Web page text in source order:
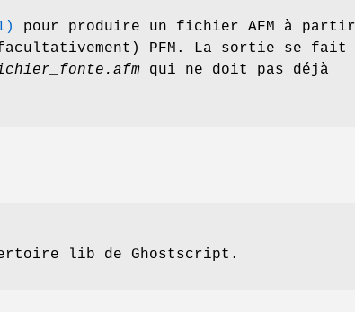
pour produire un fichier AFM à
PFM. La sortie se fait
qui ne doit pas déjà
lib de Ghostscript.